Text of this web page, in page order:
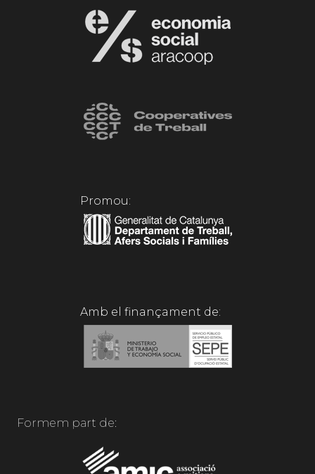
Promou:
Amb el finançament de:
Formem part de: